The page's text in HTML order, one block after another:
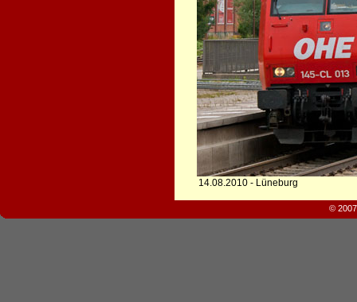
14.08.2010 - Lüneburg
©